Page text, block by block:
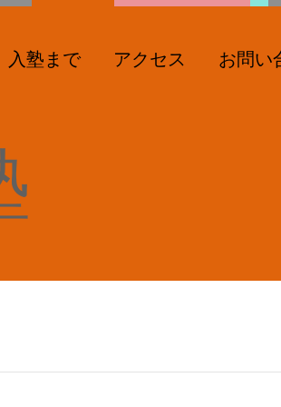
入塾まで アクセス お問い